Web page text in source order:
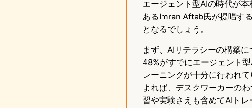
エージェント型AIの時代が
あるImran Aftab氏が提唱す
となるでしょう。
まず、AIリテラシーの構築
48%がすでにエージェント
レーニングが十分に行われ
よれば、デスクワーカーの
習や実験さえも含めてAIトレ